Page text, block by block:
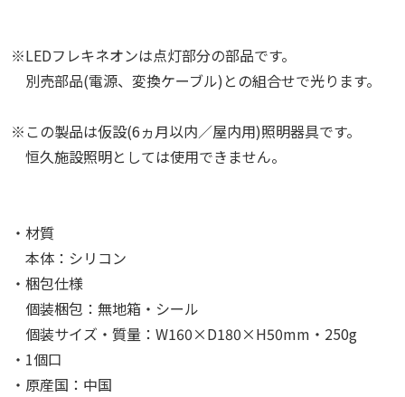
※LEDフレキネオンは点灯部分の部品です。
別売部品(電源、変換ケーブル)との組合せで光ります。
※この製品は仮設(6ヵ月以内／屋内用)照明器具です。
恒久施設照明としては使用できません。
・材質
本体：シリコン
・梱包仕様
個装梱包：無地箱・シール
個装サイズ・質量：W160×D180×H50mm・250g
・1個口
・原産国：中国